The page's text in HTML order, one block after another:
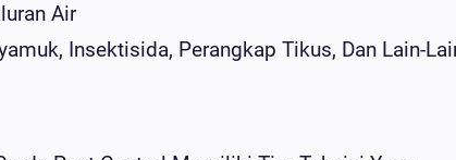
Air
Insektisida, Perangkap Tikus, Dan Lain-